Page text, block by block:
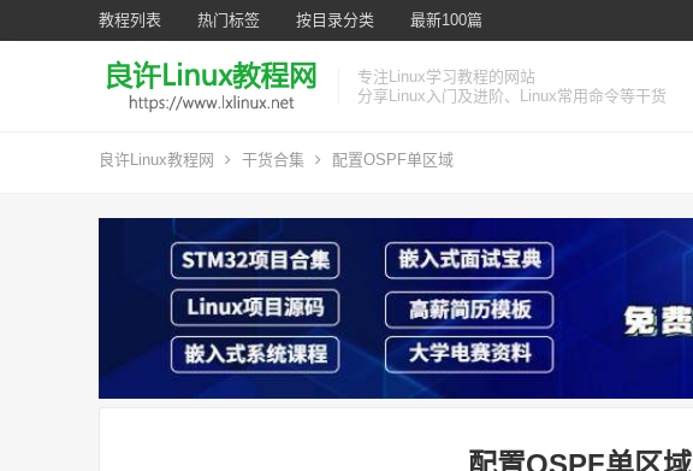
教程列表 热门标签 按目录分类 最新100篇
专注Linux学习教程的网站
分享Linux入门及进阶、Linux常用命令等干货
良许Linux教程网 干货合集 配置OSPF单区域